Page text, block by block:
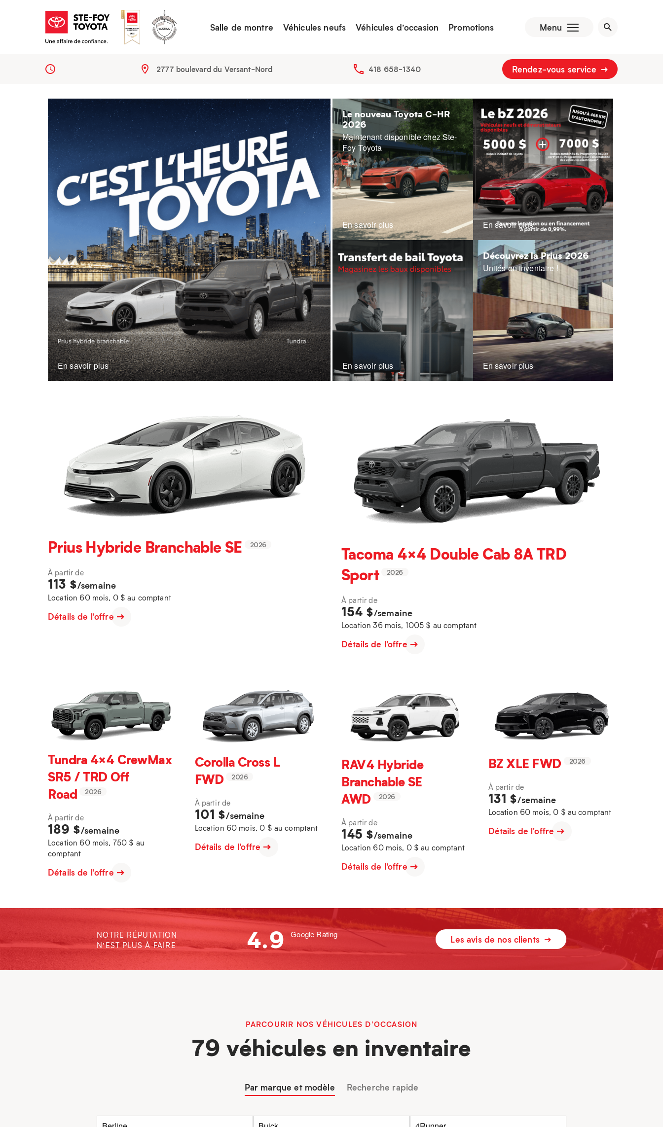
Salle de montre Véhicules neufs Véhicules d’occasion Promotions Menu
2777 boulevard du Versant-Nord 418 658-1340 Rendez-vous service
En savoir plus
Le nouveau Toyota C-HR
2026
Maintenant disponible chez Ste-
Foy Toyota
En savoir plus En savoir plus
En savoir plus
Découvrez la Prius 2026
Unités en inventaire !
En savoir plus
Prius Hybride Branchable SE 2026
À partir de
113 $/semaine
Location 60 mois, 0 $ au comptant
Détails de l'offre
Tacoma 4×4 Double Cab 8A TRD
Sport
2026
À partir de
154 $/semaine
Location 36 mois, 1005 $ au comptant
Détails de l'offre
Tundra 4×4 CrewMax
SR5 / TRD Off
Road
2026
À partir de
189 $/semaine
Location 60 mois, 750 $ au
comptant
Détails de l'offre
Corolla Cross L
FWD
2026
À partir de
101 $/semaine
Location 60 mois, 0 $ au comptant
Détails de l'offre
RAV4 Hybride
Branchable SE
AWD
2026
À partir de
145 $/semaine
Location 60 mois, 0 $ au comptant
Détails de l'offre
BZ XLE FWD 2026
À partir de
131 $/semaine
Location 60 mois, 0 $ au comptant
Détails de l'offre
NOTRE RÉPUTATION
N’EST PLUS À FAIRE
Google Rating
4.9 Les avis de nos clients
PARCOURIR NOS VÉHICULES D’OCCASION
79 véhicules en inventaire
Par marque et modèle Recherche rapide